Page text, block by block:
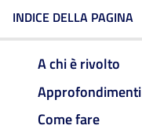
INDICE DELLA PAGINA
A chi è rivolto
Approfondimenti
Come fare